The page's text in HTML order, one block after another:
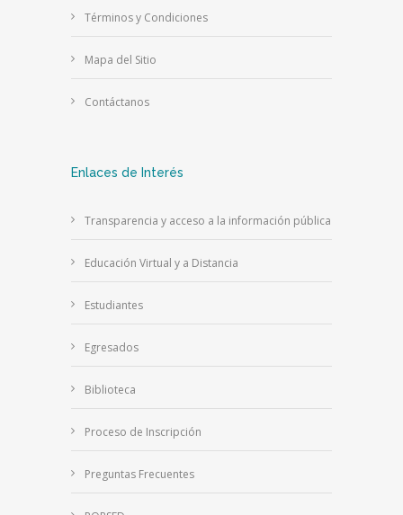
Términos y Condiciones
Mapa del Sitio
Contáctanos
Enlaces de Interés
Transparencia y acceso a la información pública
Educación Virtual y a Distancia
Estudiantes
Egresados
Biblioteca
Proceso de Inscripción
Preguntas Frecuentes